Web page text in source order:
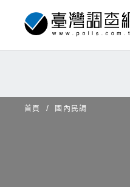
首頁 國內民調